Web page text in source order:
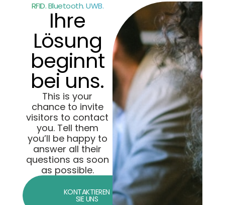
RFID. Bluetooth. UWB.
Ihre
Lösung
beginnt
bei uns.
This is your
chance to invite
visitors to contact
you. Tell them
you’ll be happy to
answer all their
questions as soon
as possible.
KONTAKTIEREN
SIE UNS